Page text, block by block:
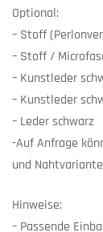
Optional:
– Stoff
– Stoff /
– Kunstleder
– Kunstleder
– Leder schwarz
-Auf Anfrage
und
Hinweise:
– Passende